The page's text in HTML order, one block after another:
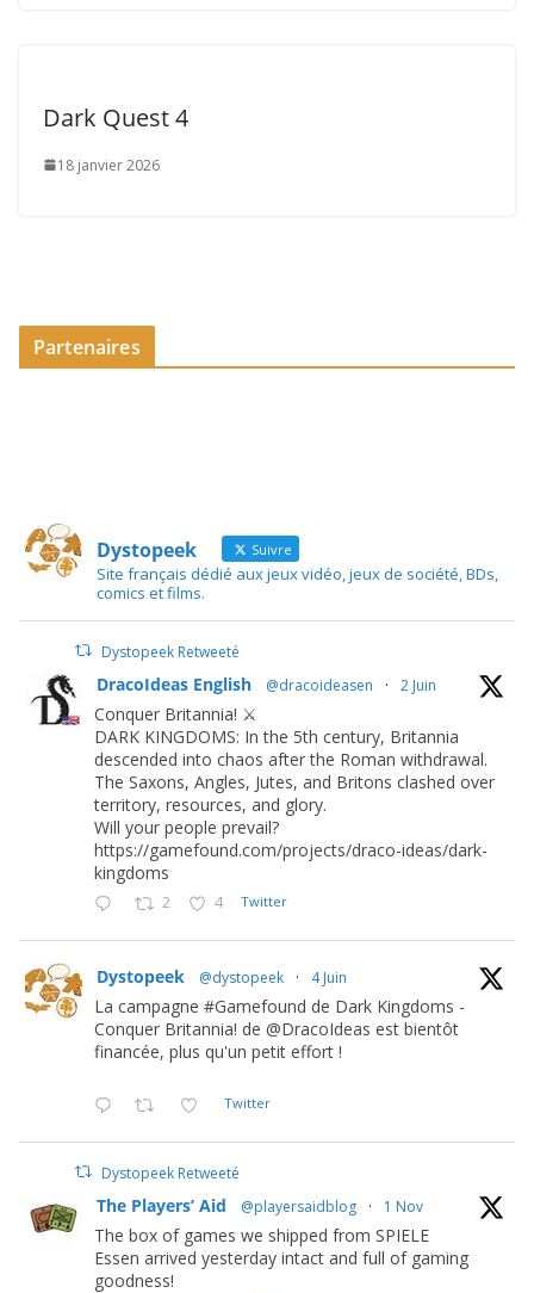
Dark Quest 4
18 janvier 2026
Partenaires
Dystopeek Suivre
Site français dédié aux jeux vidéo, jeux de société, BDs,
comics et films.
Dystopeek Retweeté
DracoIdeas English @dracoideasen · 2 Juin
Conquer Britannia! ⚔️
DARK KINGDOMS: In the 5th century, Britannia
descended into chaos after the Roman withdrawal.
The Saxons, Angles, Jutes, and Britons clashed over
territory, resources, and glory.
Will your people prevail?
https://gamefound.com/projects/draco-ideas/dark-
kingdoms
2 4 Twitter
Dystopeek @dystopeek · 4 Juin
La campagne #Gamefound de Dark Kingdoms -
Conquer Britannia! de @DracoIdeas est bientôt
financée, plus qu'un petit effort !
Twitter
Dystopeek Retweeté
The Players’ Aid @playersaidblog · 1 Nov
The box of games we shipped from SPIELE
Essen arrived yesterday intact and full of gaming
goodness!